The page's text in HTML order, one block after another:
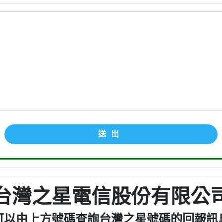
送出
灣之星電信股份有限公
以由上方號碼查詢台灣之星號碼的回報訊